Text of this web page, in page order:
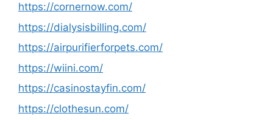
https://cornernow.com/
https://dialysisbilling.com/
https://airpurifierforpets.com/
https://wiini.com/
https://casinostayfin.com/
https://clothesun.com/